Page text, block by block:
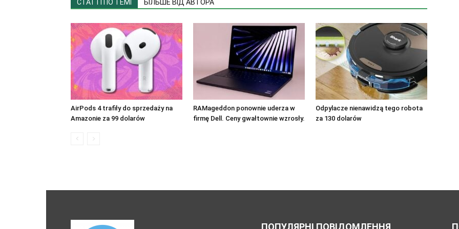
СТАТТІ ПО ТЕМІ БІЛЬШЕ ВІД АВТОРА
AirPods 4 trafiły do sprzedaży na
Amazonie za 99 dolarów
RAMageddon ponownie uderza w
firmę Dell. Ceny gwałtownie wzrosły.
Odpylacze nienawidzą tego robota
za 130 dolarów
ПОПУЛЯРНІ ПОВІДОМЛЕННЯ